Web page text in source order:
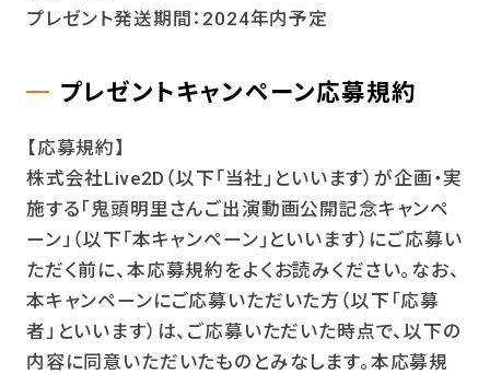
プレゼント発送期間：2024年内予定
プレゼントキャンペーン応募規約
【応募規約】
株式会社Live2D（以下｢当社｣といいます）が企画・実
施する「鬼頭明里さんご出演動画公開記念キャンペ
ーン」（以下｢本キャンペーン｣といいます）にご応募い
ただく前に、本応募規約をよくお読みください。なお、
本キャンペーンにご応募いただいた方（以下「応募
者」といいます）は、ご応募いただいた時点で、以下の
内容に同意いただいたものとみなします。本応募規